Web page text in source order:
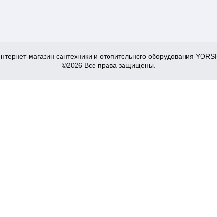
магазин сантехники и отопительного оборудования
©2026 Все права защищены.